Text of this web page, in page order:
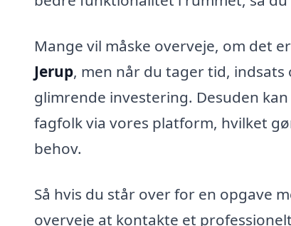
Mange vil måske overveje, om det
Jerup, men når du tager tid,
glimrende investering. Desuden
fagfolk via vores platform, hvilket
behov.
Så hvis du står over for en opgave
overveje at kontakte et